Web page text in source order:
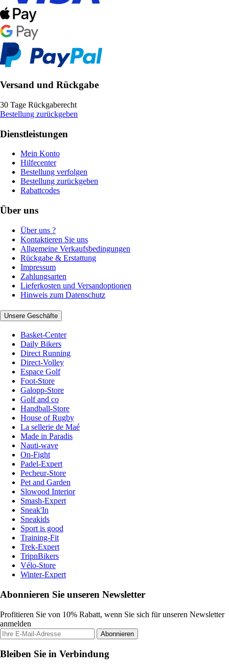
Versand und Rückgabe
30 Tage Rückgaberecht
Bestellung zurückgeben
Dienstleistungen
Mein Konto
Hilfecenter
Bestellung verfolgen
Bestellung zurückgeben
Rabattcodes
Über uns
Über uns ?
Kontaktieren Sie uns
Allgemeine Verkaufsbedingungen
Rückgabe & Erstattung
Impressum
Zahlungsarten
Lieferkosten und Versandoptionen
Hinweis zum Datenschutz
Unsere Geschäfte
Basket-Center
Daily Bikers
Direct Running
Direct-Volley
Espace Golf
Foot-Store
Galopp-Store
Golf and co
Handball-Store
House of Rugby
La sellerie de Maé
Made in Paradis
Nauti-wave
On-Fight
Padel-Expert
Pecheur-Store
Pet and Garden
Slowood Interior
Smash-Expert
Sneak'In
Sneakids
Sport is good
Training-Fit
Trek-Expert
TripnBikers
Vélo-Store
Winter-Expert
Abonnieren Sie unseren Newsletter
Profitieren Sie von 10% Rabatt, wenn Sie sich für unseren Newsletter
anmelden
Abonnieren
Bleiben Sie in Verbindung